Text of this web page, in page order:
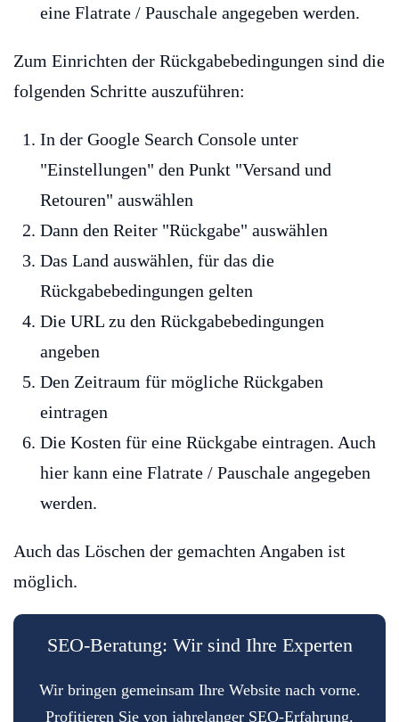
eine Flatrate / Pauschale angegeben werden.
Zum Einrichten der Rückgabebedingungen sind die
folgenden Schritte auszuführen:
In der Google Search Console unter
"Einstellungen" den Punkt "Versand und
Retouren" auswählen
Dann den Reiter "Rückgabe" auswählen
Das Land auswählen, für das die
Rückgabebedingungen gelten
Die URL zu den Rückgabebedingungen
angeben
Den Zeitraum für mögliche Rückgaben
eintragen
Die Kosten für eine Rückgabe eintragen. Auch
hier kann eine Flatrate / Pauschale angegeben
werden.
Auch das Löschen der gemachten Angaben ist
möglich.
SEO-Beratung: Wir sind Ihre Experten
Wir bringen gemeinsam Ihre Website nach vorne.
Profitieren Sie von jahrelanger SEO-Erfahrung.